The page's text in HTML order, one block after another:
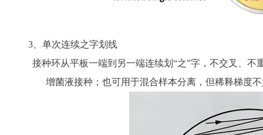
3、单次连续之字划线
接种环从平板一端到另一端连续划“之”字，不交叉、
增菌液接种；也可用于混合样本分离，但稀释梯度